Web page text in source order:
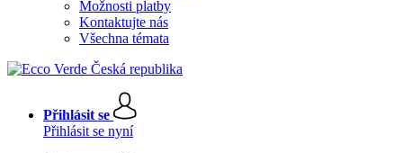
Možnosti platby
Kontaktujte nás
Všechna témata
Přihlásit se
Přihlásit se nyní